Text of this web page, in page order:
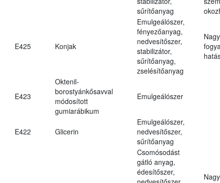
sűrítőanyag
E425 Konjak
Emulgeálószer,
fényezőanyag,
nedvesítőszer,
stabilizátor,
sűrítőanyag,
zselésítőanyag
E423
Oktenil-
borostyánkősavval
módosított
gumiarábikum
Emulgeálószer
E422 Glicerin
Emulgeálószer,
nedvesítőszer,
sűrítőanyag
Csomósodást
gátló anyag,
édesítőszer,